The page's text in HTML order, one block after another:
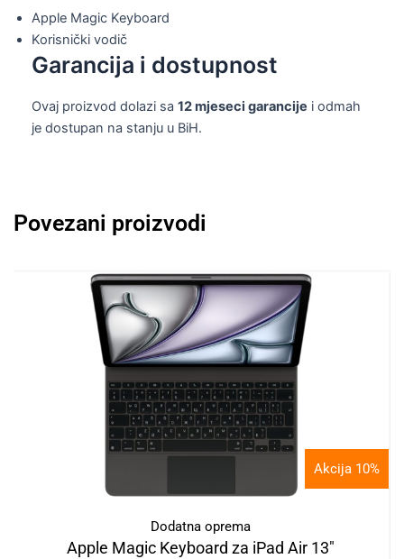
Apple Magic Keyboard
Korisnički vodič
Garancija i dostupnost
Ovaj proizvod dolazi sa 12 mjeseci garancije i odmah
je dostupan na stanju u BiH.
Povezani proizvodi
Akcija 10%
Dodatna oprema
Apple Magic Keyboard za iPad Air 13"